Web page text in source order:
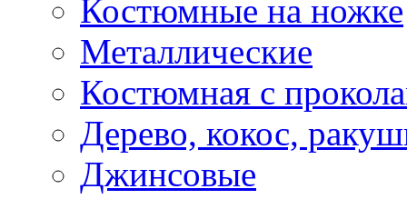
Костюмные на ножке
Металлические
Костюмная с
Дерево, кокос,
Джинсовые